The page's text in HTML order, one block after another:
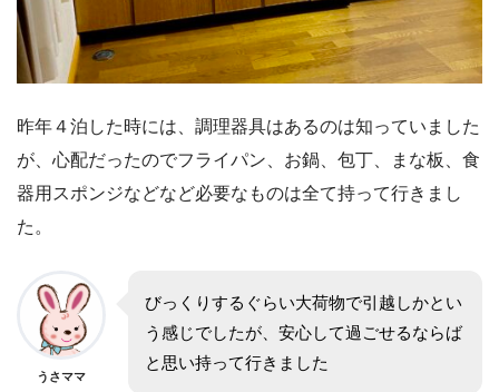
昨年４泊した時には、調理器具はあるのは知っていました
が、心配だったのでフライパン、お鍋、包丁、まな板、食
器用スポンジなどなど必要なものは全て持って行きまし
た。
うさママ
びっくりするぐらい大荷物で引越しかとい
う感じでしたが、安心して過ごせるならば
と思い持って行きました